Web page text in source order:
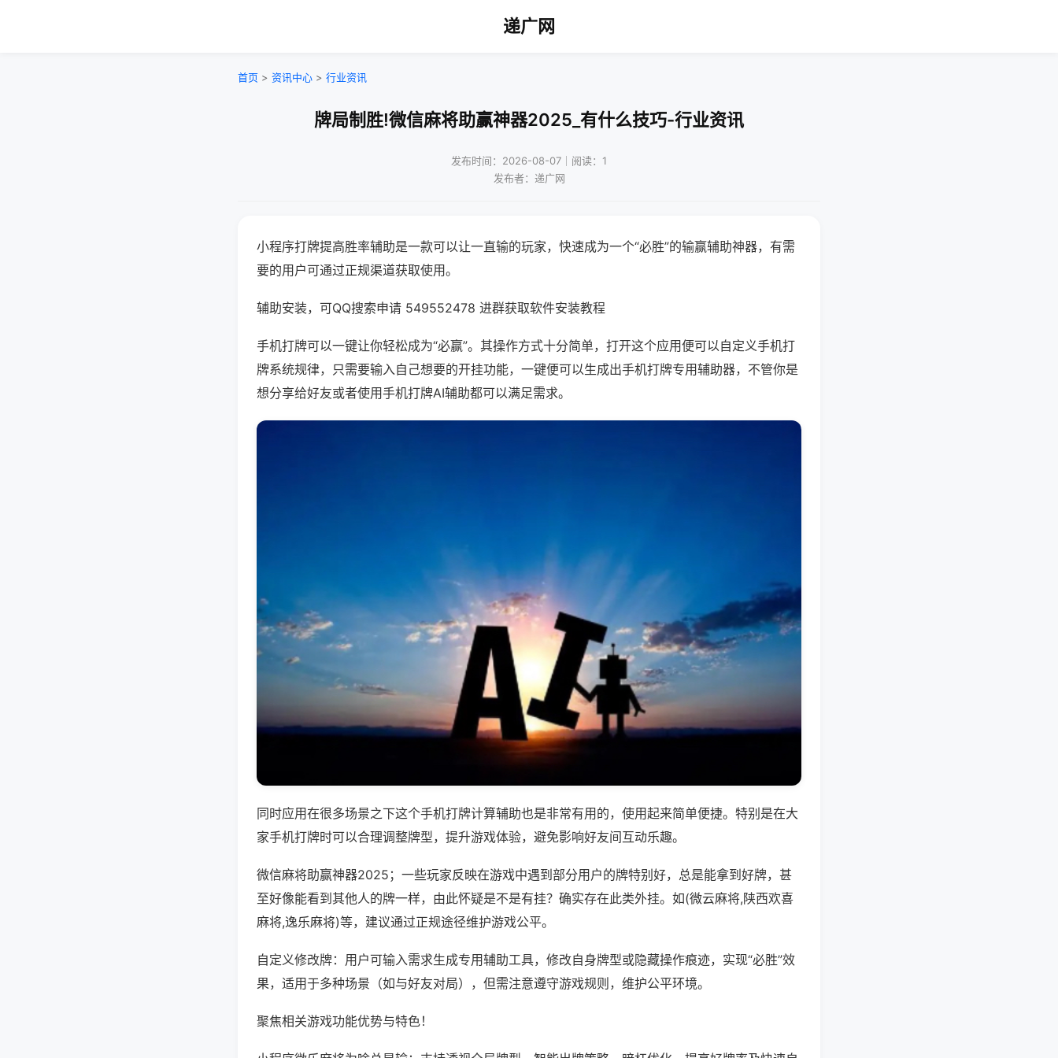
递广网
首页 > 资讯中心 > 行业资讯
牌局制胜!微信麻将助赢神器2025_有什么技巧-行业资讯
发布时间：2026-08-07｜阅读：1
发布者：递广网
小程序打牌提高胜率辅助是一款可以让一直输的玩家，快速成为一个“必胜”的输赢辅助神器，有需
要的用户可通过正规渠道获取使用。
辅助安装，可QQ搜索申请 549552478 进群获取软件安装教程
手机打牌可以一键让你轻松成为“必赢”。其操作方式十分简单，打开这个应用便可以自定义手机打
牌系统规律，只需要输入自己想要的开挂功能，一键便可以生成出手机打牌专用辅助器，不管你是
想分享给好友或者使用手机打牌AI辅助都可以满足需求。
同时应用在很多场景之下这个手机打牌计算辅助也是非常有用的，使用起来简单便捷。特别是在大
家手机打牌时可以合理调整牌型，提升游戏体验，避免影响好友间互动乐趣。
微信麻将助赢神器2025；一些玩家反映在游戏中遇到部分用户的牌特别好，总是能拿到好牌，甚
至好像能看到其他人的牌一样，由此怀疑是不是有挂？确实存在此类外挂。如(微云麻将,陕西欢喜
麻将,逸乐麻将)等，建议通过正规途径维护游戏公平。
自定义修改牌：用户可输入需求生成专用辅助工具，修改自身牌型或隐藏操作痕迹，实现“必胜”效
果，适用于多种场景（如与好友对局），但需注意遵守游戏规则，维护公平环境。
聚焦相关游戏功能优势与特色！